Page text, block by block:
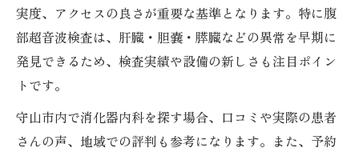
実度、アクセスの良さが重要な基準となります。特に腹
部超音波検査は、肝臓・胆嚢・膵臓などの異常を早期に
発見できるため、検査実績や設備の新しさも注目ポイン
トです。
守山市内で消化器内科を探す場合、口コミや実際の患者
さんの声、地域での評判も参考になります。また、予約